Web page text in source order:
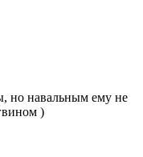
но навальным ему не
)